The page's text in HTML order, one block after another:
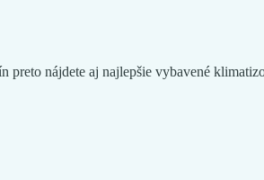
nájdete aj najlepšie vybavené